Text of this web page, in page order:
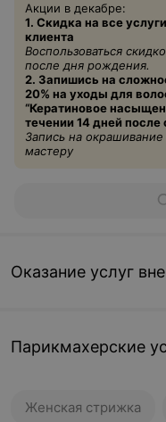
Акции в декабре:
1. Скидка на все
клиента
Воспользоваться
после дня рождения.
2. Запишись на
20% на уходы для
“Кератиновое
течении 14 дней
Запись на
мастеру
Оказание услуг
Парикмахерские
Женская стрижка